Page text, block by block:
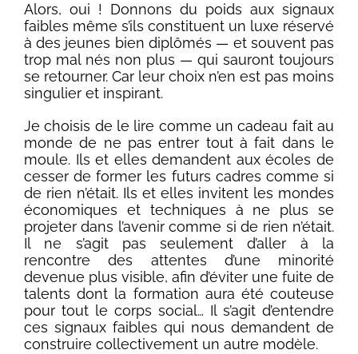
Alors, oui ! Donnons du poids aux signaux
faibles même s’ils constituent un luxe réservé
à des jeunes bien diplômés — et souvent pas
trop mal nés non plus — qui sauront toujours
se retourner. Car leur choix n’en est pas moins
singulier et inspirant.
Je choisis de le lire comme un cadeau fait au
monde de ne pas entrer tout à fait dans le
moule. Ils et elles demandent aux écoles de
cesser de former les futurs cadres comme si
de rien n’était. Ils et elles invitent les mondes
économiques et techniques à ne plus se
projeter dans l’avenir comme si de rien n’était.
Il ne s’agit pas seulement d’aller à la
rencontre des attentes d’une minorité
devenue plus visible, afin d’éviter une fuite de
talents dont la formation aura été couteuse
pour tout le corps social… Il s’agit d’entendre
ces signaux faibles qui nous demandent de
construire collectivement un autre modèle.